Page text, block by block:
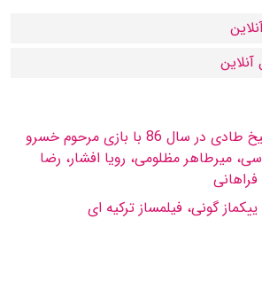
فیلمى ساخته پرویز شیخ طادى در سال 86 با بازى مرحوم خسرو
میرطاهر مظلومى، رویا افشار، رضا
گونى، فیلمساز تركیه اى